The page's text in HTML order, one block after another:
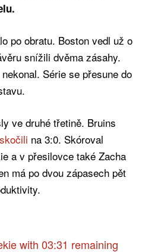
po obratu. Boston vedl už o
snížili dvěma zásahy.
Série se přesune do
ve druhé třetině. Bruins
na 3:0. Skóroval
a v přesilovce také Zacha
má po dvou zápasech pět
with 03:31 remaining